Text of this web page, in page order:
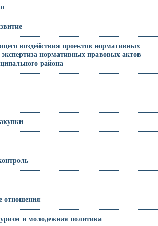
воздействия проектов нормативных
нормативных правовых актов
района
отношения
и молодежная политика